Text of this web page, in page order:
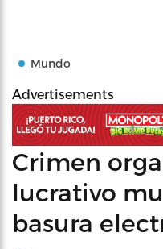
Mundo
Advertisements
Crimen
lucrativo
basura